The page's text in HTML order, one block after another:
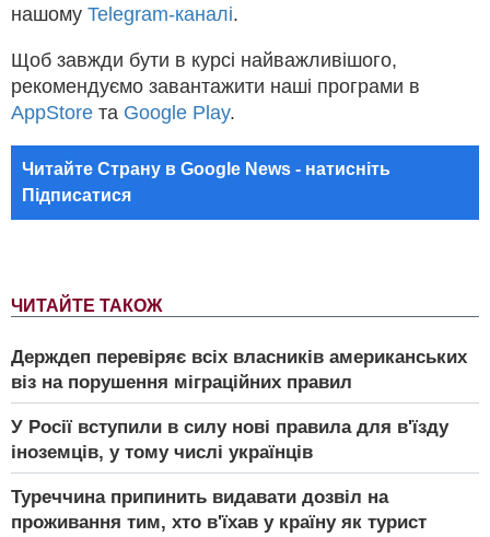
ЧИТАЙТЕ ТАКОЖ
Держдеп перевіряє всіх власників американських
віз на порушення міграційних правил
У Росії вступили в силу нові правила для в'їзду
іноземців, у тому числі українців
Туреччина припинить видавати дозвіл на
проживання тим, хто в'їхав у країну як турист
нашому Telegram-каналі.
Щоб завжди бути в курсі найважливішого,
рекомендуємо завантажити наші програми в
AppStore та Google Play.
Читайте Страну в Google News - натисніть
Підписатися